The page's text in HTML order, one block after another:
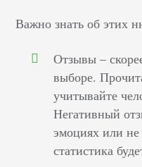
Важно знать об этих
Отзывы –
выборе.
учитывайте
Негативный
эмоциях или не
статистика